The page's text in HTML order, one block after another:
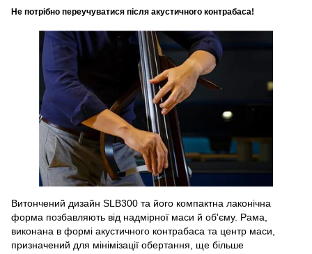
Не потрібно переучуватися після акустичного контрабаса!
Витончений дизайн SLB300 та його компактна лаконічна
форма позбавляють від надмірної маси й об'єму. Рама,
виконана в формі акустичного контрабаса та центр маси,
призначений для мінімізації обертання, ще більше